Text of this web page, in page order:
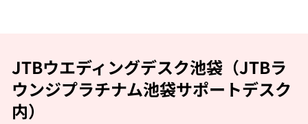
JTBウエディングデスク池袋（JTBラ
ウンジプラチナム池袋サポートデスク
内）